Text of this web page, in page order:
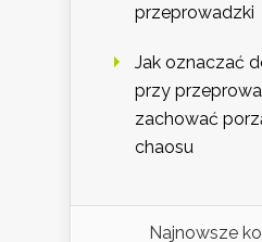
przeprowadzki
Jak oznaczać
przy
zachować
chaosu
Najnowsze